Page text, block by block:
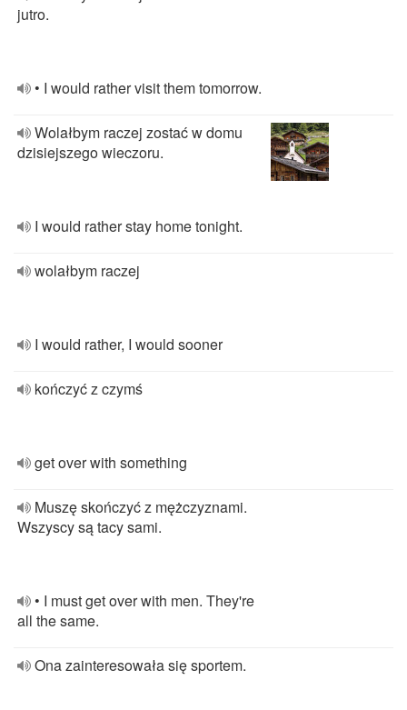
jutro.
• I would rather visit them tomorrow.
Wolałbym raczej zostać w domu
dzisiejszego wieczoru.
I would rather stay home tonight.
wolałbym raczej
I would rather, I would sooner
kończyć z czymś
get over with something
Muszę skończyć z mężczyznami.
Wszyscy są tacy sami.
• I must get over with men. They're
all the same.
Ona zainteresowała się sportem.